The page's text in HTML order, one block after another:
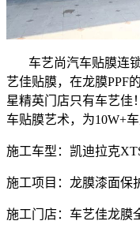
车艺尚汽车贴膜连锁
艺佳贴膜，在龙膜PPF
星精英门店只有车艺
车贴膜艺术，为10W+
施工车型：凯迪拉克
施工项目：龙膜漆面保
施工门店：车艺佳龙膜